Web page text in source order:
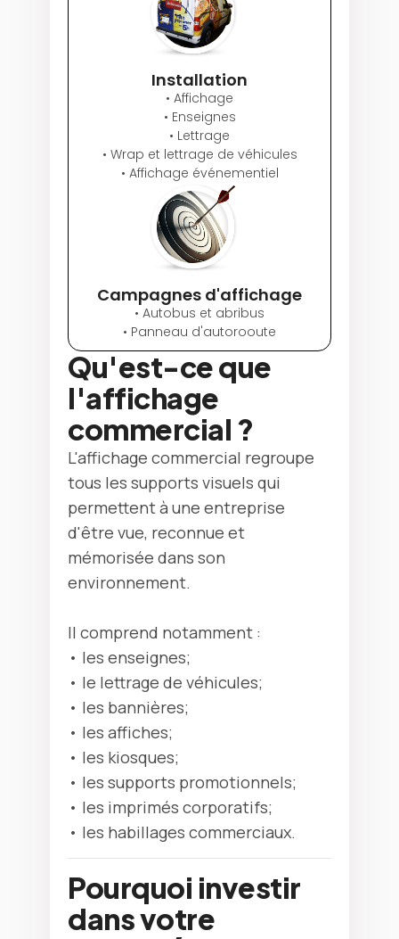
Installation
• Affichage
• Enseignes
• Lettrage
• Wrap et lettrage de véhicules
• Affichage événementiel
Campagnes d'affichage
• Autobus et abribus
• Panneau d'autorooute
Qu'est-ce que
l'affichage
commercial ?
L'affichage commercial regroupe
tous les supports visuels qui
permettent à une entreprise
d'être vue, reconnue et
mémorisée dans son
environnement.
Il comprend notamment :
• les enseignes;
• le lettrage de véhicules;
• les bannières;
• les affiches;
• les kiosques;
• les supports promotionnels;
• les imprimés corporatifs;
• les habillages commerciaux.
Pourquoi investir
dans votre